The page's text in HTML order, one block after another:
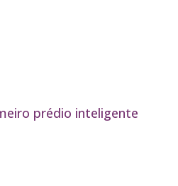
prédio inteligente